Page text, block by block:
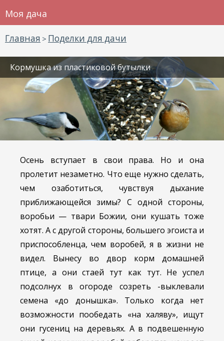
Моя дача
Главная > Поделки для дачи
Кормушка из пластиковой бутылки
Осень вступает в свои права. Но и она
пролетит незаметно. Что еще нужно сделать,
чем озаботиться, чувствуя дыхание
приближающейся зимы? С одной стороны,
воробьи — твари Божии, они кушать тоже
хотят. А с другой стороны, большего эгоиста и
приспособленца, чем воробей, я в жизни не
видел. Вынесу во двор корм домашней
птице, а они стаей тут как тут. Не успел
подсолнух в огороде созреть -выклевали
семена «до донышка». Только когда нет
возможности пообедать «на халяву», ищут
они гусениц на деревьях. А в подвешенную